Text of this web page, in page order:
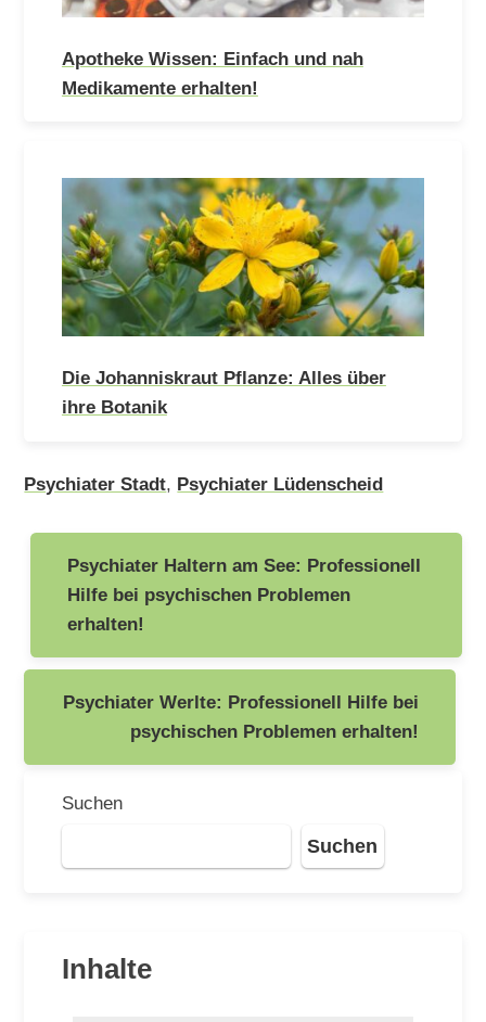
Apotheke Wissen: Einfach und nah
Medikamente erhalten!
Die Johanniskraut Pflanze: Alles über
ihre Botanik
Psychiater Stadt, Psychiater Lüdenscheid
Beitragsnavigation
Psychiater Haltern am See: Professionell
Hilfe bei psychischen Problemen
erhalten!
Psychiater Werlte: Professionell Hilfe bei
psychischen Problemen erhalten!
Suchen
Suchen
Inhalte